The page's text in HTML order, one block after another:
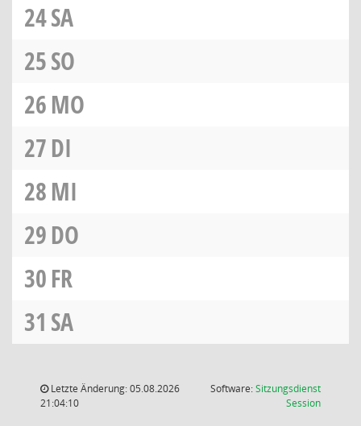
24SA
25SO
26MO
27DI
28MI
29DO
30FR
31 SA
Letzte Änderung: 05.08.2026
21:04:10
Software:Sitzungsdienst
Session(Wird in